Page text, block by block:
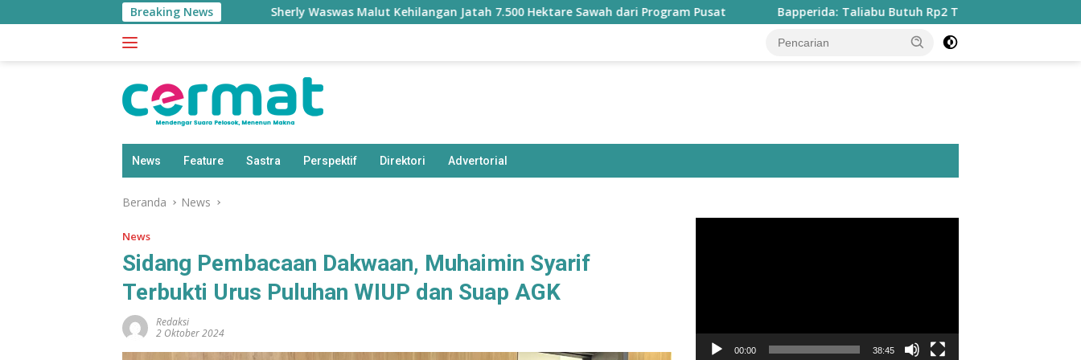
ke
Breaking NewsSherly Waswas Malut Kehilangan Jatah 7.500 Hektare Sawah dari Program Pusat Bapperida: Taliabu Butuh Rp2 Triliun untuk Tuntaskan
News Feature Sastra Perspektif Direktori Advertorial
Beranda News
News
Sidang Pembacaan Dakwaan, Muhaimin Syarif
Terbukti Urus Puluhan WIUP dan Suap AGK
Redaksi
2 Oktober 2024
00:00 38:45